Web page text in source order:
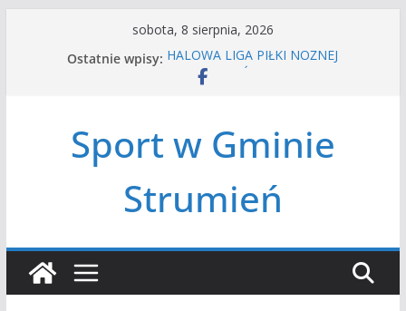
sobota, 8 sierpnia, 2026
Ostatnie wpisy: HALOWA LIGA PIŁKI NOŻNEJ
LATO W MIEŚCIE’2026
Czwórbój lekkoatletyczny
Sport w Gminie
Strumień